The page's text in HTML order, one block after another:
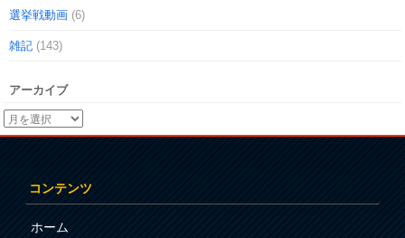
選挙戦動画 (6)
雑記 (143)
アーカイブ
コンテンツ
ホーム